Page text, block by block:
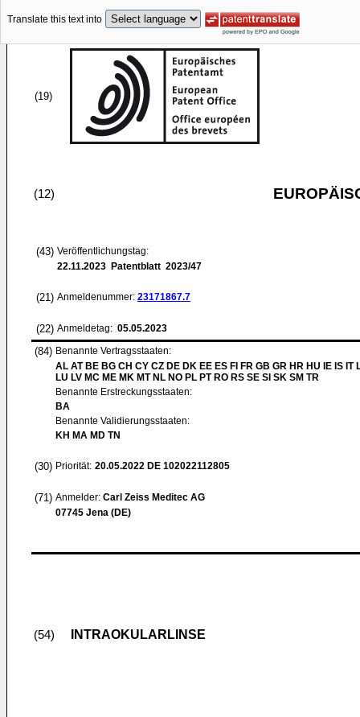
Translate this text into
(19)
(12)
(43) Veröffentlichungstag:
22.11.2023 Patentblatt 2023/47
(21) Anmeldenummer: 23171867.7
(22) Anmeldetag: 05.05.2023
(84) Benannte Vertragsstaaten:
AL AT BE BG CH CY CZ DE DK EE ES FI FR GB GR HR HU IE IS IT
LU LV MC ME MK MT NL NO PL PT RO RS SE SI SK SM TR
Benannte Erstreckungsstaaten:
BA
Benannte Validierungsstaaten:
KH MA MD TN
(30) Priorität: 20.05.2022 DE 102022112805
(71) Anmelder: Carl Zeiss Meditec AG
07745 Jena (DE)
(54) INTRAOKULARLINSE